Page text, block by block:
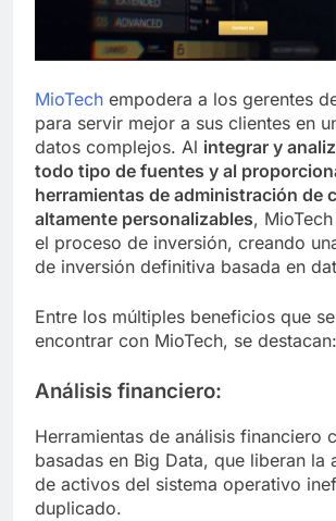
MioTech empodera a los gerentes
para servir mejor a sus clientes en
datos complejos. Al integrar y
todo tipo de fuentes y al
herramientas de administración de
altamente personalizables,
el proceso de inversión, creando
de inversión definitiva basada en
Entre los múltiples beneficios que
encontrar con MioTech, se destacan:
Análisis financiero:
Herramientas de análisis financiero
basadas en Big Data, que liberan la
de activos del sistema operativo
duplicado.